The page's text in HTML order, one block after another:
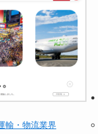
輸・物流業界